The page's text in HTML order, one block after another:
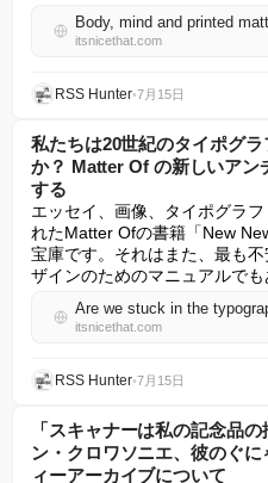
itsnicethat.com
RSS Hunter•7月15日
私たちは20世紀のタイポグ
か？ Matter Of の新しいアン
する
エッセイ、画像、タイポグラ
れたMatter Ofの書籍「New
宝庫です。それはまた、最も
ザインのためのマニュアルでも
itsnicethat.com
RSS Hunter•7月15日
「スキャナーは私の記念品
ン・クロワソニエ、彼のぐ
ィーアーカイブについて